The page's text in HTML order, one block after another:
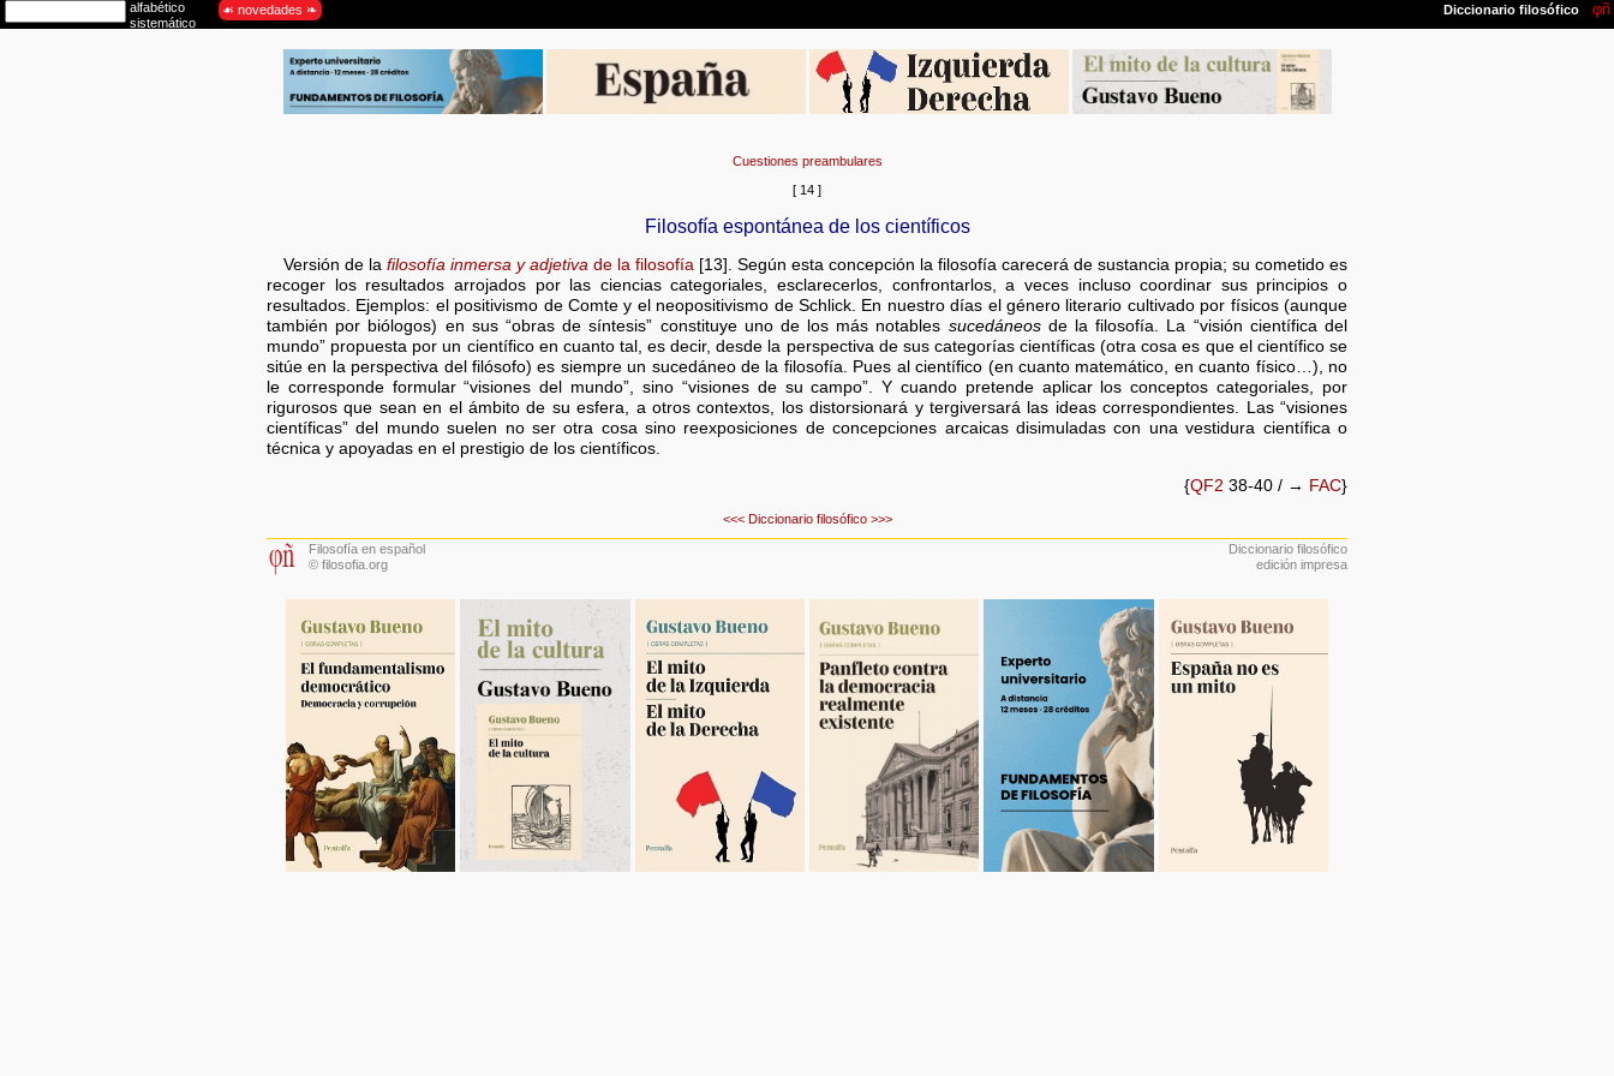
Cuestiones preambulares
[ 14 ]
Filosofía espontánea de los científicos
Versión de la filosofía inmersa y adjetivade la filosofía[13]. Según esta concepción la filosofía carecerá de sustancia propia; su cometido es
recoger los resultados arrojados por las ciencias categoriales, esclarecerlos, confrontarlos, a veces incluso coordinar sus principios o
resultados. Ejemplos: el positivismo de Comte y el neopositivismo de Schlick. En nuestro días el género literario cultivado por físicos (aunque
también por biólogos) en sus “obras de síntesis” constituye uno de los más notables sucedáneosde la filosofía. La “visión científica del
mundo” propuesta por un científico en cuanto tal, es decir, desde la perspectiva de sus categorías científicas (otra cosa es que el científico se
sitúe en la perspectiva del filósofo) es siempre un sucedáneo de la filosofía. Pues al científico (en cuanto matemático, en cuanto físico…), no
le corresponde formular “visiones del mundo”, sino “visiones de su campo”. Y cuando pretende aplicar los conceptos categoriales, por
rigurosos que sean en el ámbito de su esfera, a otros contextos, los distorsionará y tergiversará las ideas correspondientes. Las “visiones
científicas” del mundo suelen no ser otra cosa sino reexposiciones de concepciones arcaicas disimuladas con una vestidura científica o
técnica y apoyadas en el prestigio de los científicos.
{QF2 38-40 / → FAC}
<<< Diccionario filosófico >>>
Filosofía en español
© filosofia.org
Diccionario filosófico
edición impresa